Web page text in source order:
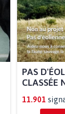
PAS
CLASSÉE
11.901